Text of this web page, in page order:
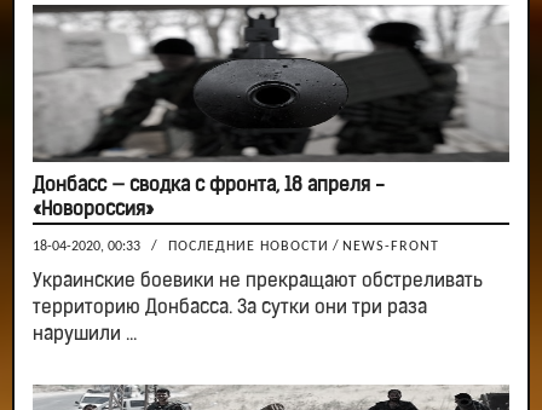
Донбасс — сводка с фронта, 18 апреля -
«Новороссия»
18-04-2020, 00:33 / ПОСЛЕДНИЕ НОВОСТИ / NEWS-FRONT
Украинские боевики не прекращают обстреливать
территорию Донбасса. За сутки они три раза
нарушили ...